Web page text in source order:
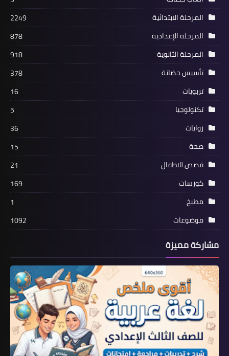
المرحلة الابتدائية
2249
المرحلة الإعدادية
878
المرحلة الثانوية
918
تأسيس حضانة
378
تربويات
16
تكنولوجيا
5
روايات
36
صحة
15
قصص للاطفال
21
كورسات
169
مطبخ
1
موضوعات
1092
مشاركة مميزة